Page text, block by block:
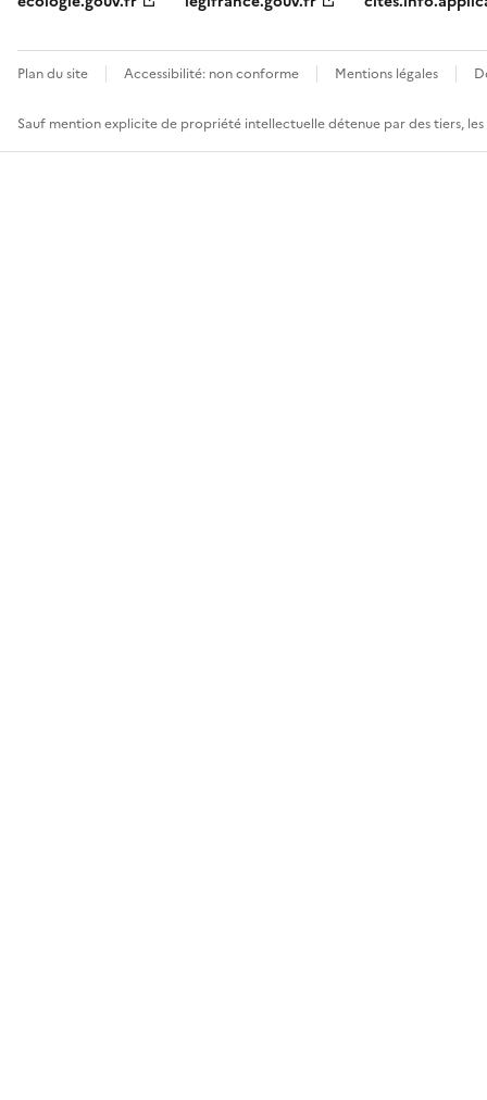
Plan du site Accessibilité: non conforme Mentions légales
Sauf mention explicite de propriété intellectuelle détenue par des tiers,